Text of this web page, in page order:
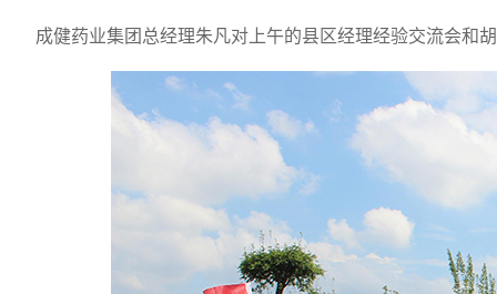
成健药业集团总经理朱凡对上午的县区经理经验交流会和